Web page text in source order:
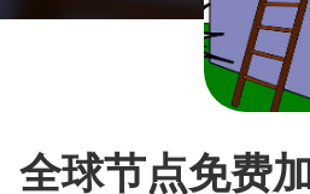
全球节点免费